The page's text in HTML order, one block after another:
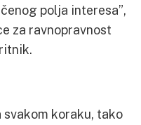
polja interesa”,
za ravnopravnost
svakom koraku, tako